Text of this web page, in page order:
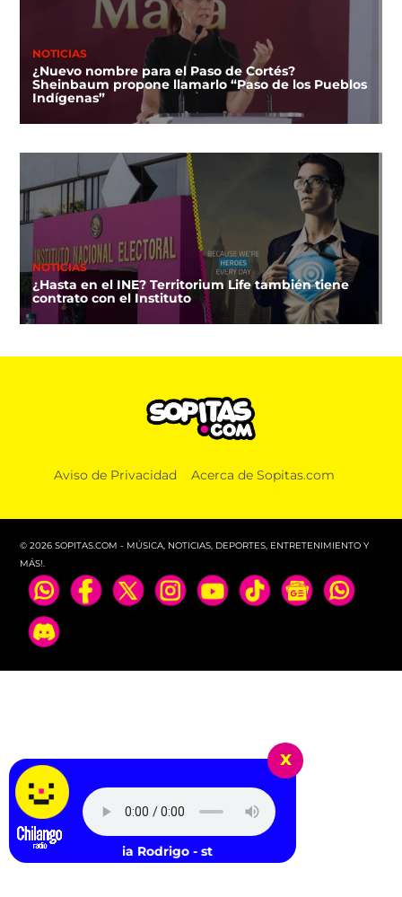
NOTICIAS
¿Nuevo nombre para el Paso de Cortés?
Sheinbaum propone llamarlo “Paso de los Pueblos
Indígenas”
NOTICIAS
¿Hasta en el INE? Territorium Life también tiene
contrato con el Instituto
Aviso de Privacidad Acerca de Sopitas.com
© 2026 SOPITAS.COM - MÚSICA, NOTICIAS, DEPORTES, ENTRETENIMIENTO Y
MÁS!.
x
Olivia Rodrigo - stupid song